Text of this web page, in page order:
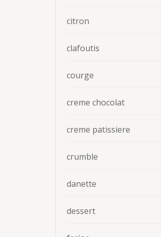
citron
clafoutis
courge
creme chocolat
creme patissiere
crumble
danette
dessert